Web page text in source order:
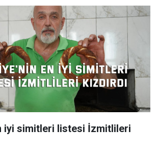
iyi simitleri listesi İzmitlileri